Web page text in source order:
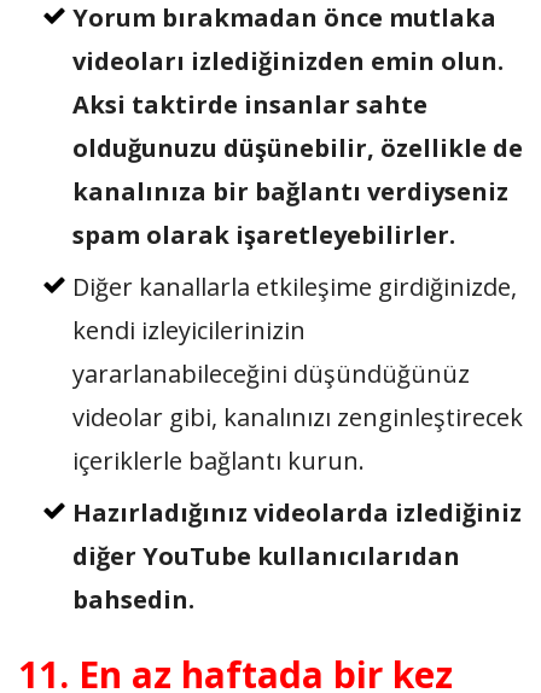
Yorum bırakmadan önce mutlaka
videoları izlediğinizden emin olun.
Aksi taktirde insanlar sahte
olduğunuzu düşünebilir, özellikle de
kanalınıza bir bağlantı verdiyseniz
spam olarak işaretleyebilirler.
Diğer kanallarla etkileşime girdiğinizde,
kendi izleyicilerinizin
yararlanabileceğini düşündüğünüz
videolar gibi, kanalınızı zenginleştirecek
içeriklerle bağlantı kurun.
Hazırladığınız videolarda izlediğiniz
diğer YouTube kullanıcılarıdan
bahsedin.
11. En az haftada bir kez